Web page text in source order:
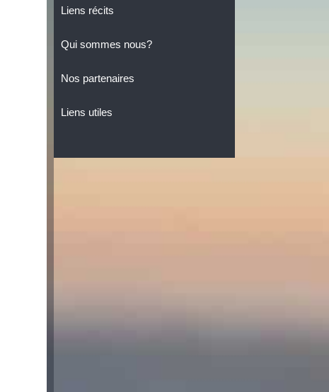
Liens récits
Qui sommes nous?
Nos partenaires
Liens utiles